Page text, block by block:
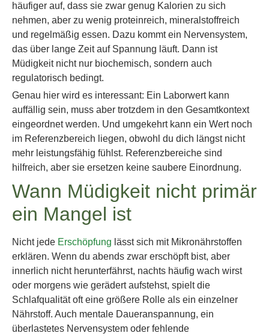
häufiger auf, dass sie zwar genug Kalorien zu sich
nehmen, aber zu wenig proteinreich, mineralstoffreich
und regelmäßig essen. Dazu kommt ein Nervensystem,
das über lange Zeit auf Spannung läuft. Dann ist
Müdigkeit nicht nur biochemisch, sondern auch
regulatorisch bedingt.
Genau hier wird es interessant: Ein Laborwert kann
auffällig sein, muss aber trotzdem in den Gesamtkontext
eingeordnet werden. Und umgekehrt kann ein Wert noch
im Referenzbereich liegen, obwohl du dich längst nicht
mehr leistungsfähig fühlst. Referenzbereiche sind
hilfreich, aber sie ersetzen keine saubere Einordnung.
Wann Müdigkeit nicht primär
ein Mangel ist
Nicht jede Erschöpfung lässt sich mit Mikronährstoffen
erklären. Wenn du abends zwar erschöpft bist, aber
innerlich nicht herunterfährst, nachts häufig wach wirst
oder morgens wie gerädert aufstehst, spielt die
Schlafqualität oft eine größere Rolle als ein einzelner
Nährstoff. Auch mentale Daueranspannung, ein
überlastetes Nervensystem oder fehlende